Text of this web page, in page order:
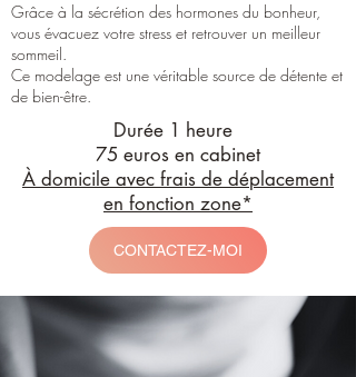
Grâce à la sécrétion des hormones du bonheur,
vous évacuez votre stress et retrouver un meilleur
sommeil.
Ce modelage est une véritable source de détente et
de bien-être.
Durée 1 heure
75 euros en cabinet
À domicile avec frais de déplacement
en fonction zone*
CONTACTEZ-MOI